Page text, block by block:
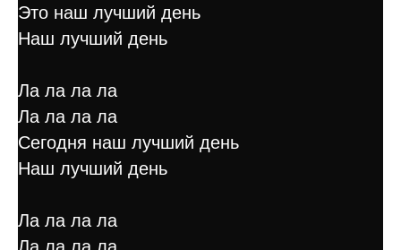
Это наш лучший день
Наш лучший день
Ла ла ла ла
Ла ла ла ла
Сегодня наш лучший день
Наш лучший день
Ла ла ла ла